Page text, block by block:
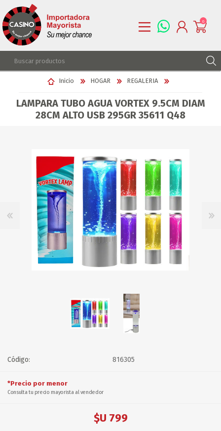
REGISTRARSE
LISTA DE DESEOS
0
Inicio HOGAR REGALERIA
LAMPARA TUBO AGUA VORTEX 9.5CM DIAM
28CM ALTO USB 295GR 35611 Q48
Código: 816305
*Precio por menor
Consulta tu precio mayorista al vendedor
$U 799